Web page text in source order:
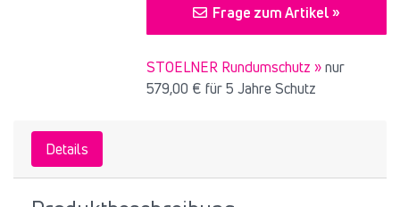
Frage zum Artikel »
STOELNER Rundumschutz »nur
579,00 €für 5 Jahre Schutz
Details